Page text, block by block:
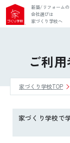
新築/リフォームの
会社選びは
家づくり学校へ
ご利
家づくり学校TOP
家づくり学校で